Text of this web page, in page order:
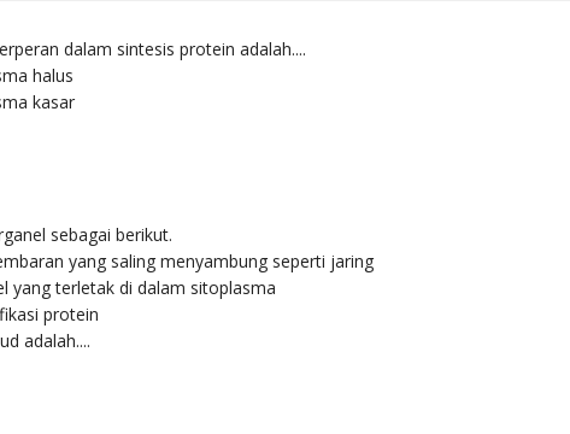
dalam sintesis protein adalah....
halus
kasar
sebagai berikut.
yang saling menyambung seperti jaring
yang terletak di dalam sitoplasma
protein
adalah....